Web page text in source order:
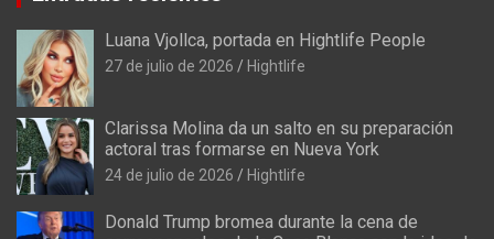
Luana Vjollca, portada en Hightlife People
27 de julio de 2026 Hightlife
Clarissa Molina da un salto en su preparación
actoral tras formarse en Nueva York
24 de julio de 2026 Hightlife
Donald Trump bromea durante la cena de